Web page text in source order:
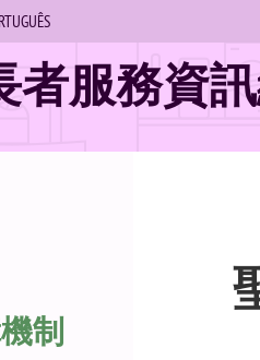
者服務資
制
位
置